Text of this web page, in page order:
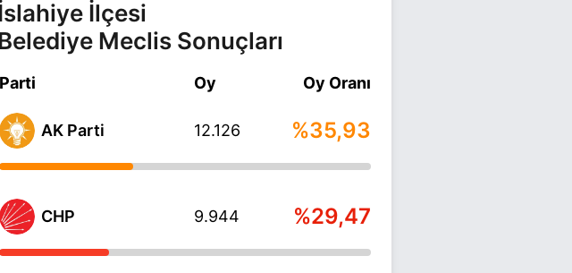
İlçesi
Meclis Sonuçları
Parti Oy Oy Oranı
AK Parti 12.126 %35,93
CHP 9.944 %29,47